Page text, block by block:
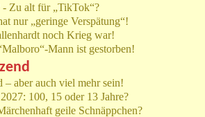
Zu alt für „TikTok“?
nur „geringe Verspätung“!
noch Krieg war!
Mann ist gestorben!
– aber auch viel mehr sein!
100, 15 oder 13 Jahre?
geile Schnäppchen?